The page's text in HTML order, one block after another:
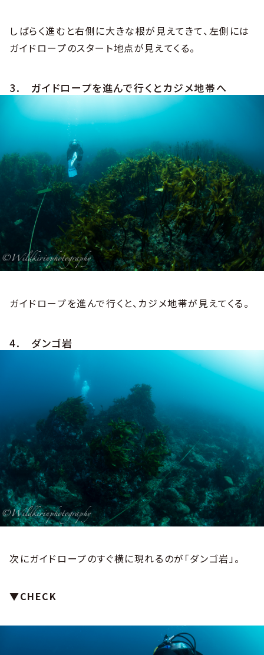
しばらく進むと右側に大きな根が見えてきて、左側には
ガイドロープのスタート地点が見えてくる。
3. ガイドロープを進んで行くとカジメ地帯へ
ガイドロープを進んで行くと、カジメ地帯が見えてくる。
4. ダンゴ岩
次にガイドロープのすぐ横に現れるのが「ダンゴ岩」。
▼CHECK